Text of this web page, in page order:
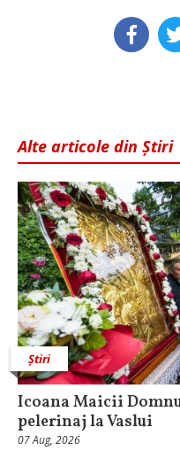
Alte articole din Știri
Știri
Icoana Maicii
pelerinaj la Vaslui
07 Aug, 2026